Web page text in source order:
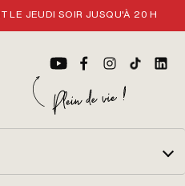
LE JEUDI SOIR JUSQU'À 20 H